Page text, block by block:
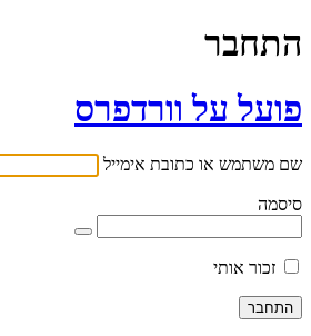
התחבר
פועל על וורדפרס
שם משתמש או כתובת אימייל
סיסמה
זכור אותי